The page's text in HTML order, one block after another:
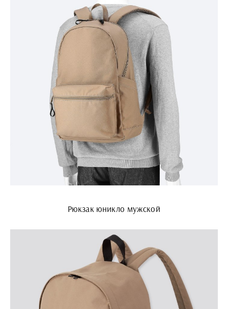
Рюкзак юникло мужской